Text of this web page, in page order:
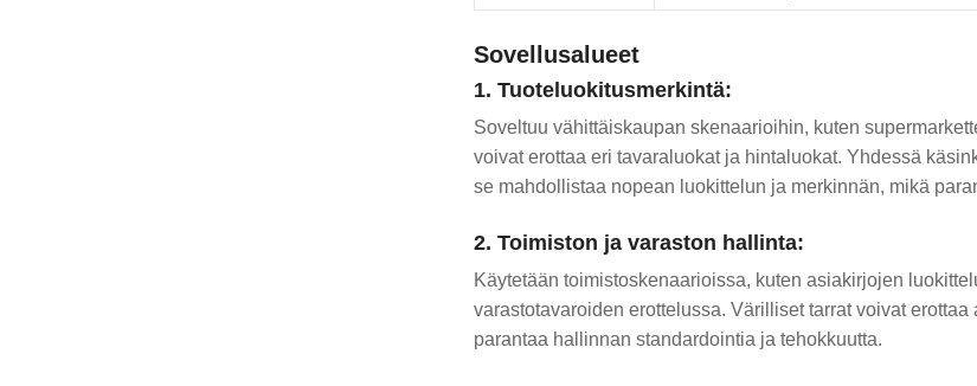
Sovellusalueet
1. Tuoteluokitusmerkintä:
Soveltuu vähittäiskaupan skenaarioihin, kuten
voivat erottaa eri tavaraluokat ja hintaluokat. Yhdessä
se mahdollistaa nopean luokittelun ja merkinnän, mikä
2. Toimiston ja varaston hallinta:
Käytetään toimistoskenaarioissa, kuten asiakirjojen
varastotavaroiden erottelussa. Värilliset tarrat voivat
parantaa hallinnan standardointia ja tehokkuutta.